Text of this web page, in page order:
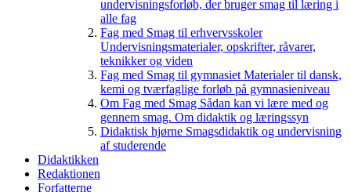
undervisningsforløb, der bruger smag til læring i
alle fag
Fag med Smag til erhvervsskoler
Undervisningsmaterialer, opskrifter, råvarer,
teknikker og viden
Fag med Smag til gymnasiet Materialer til dansk,
kemi og tværfaglige forløb på gymnasieniveau
Om Fag med Smag Sådan kan vi lære med og
gennem smag. Om didaktik og læringssyn
Didaktisk hjørne Smagsdidaktik og undervisning
af studerende
Didaktikken
Redaktionen
Forfatterne